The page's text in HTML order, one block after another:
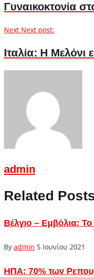
Γυναικοκτονία
Next Next post:
Ιταλία: Η Μελόνι
admin
Related
Βέλγιο – Εμβόλια: Το
By admin 5 Ιουνίου 2021
ΗΠΑ: 70% των